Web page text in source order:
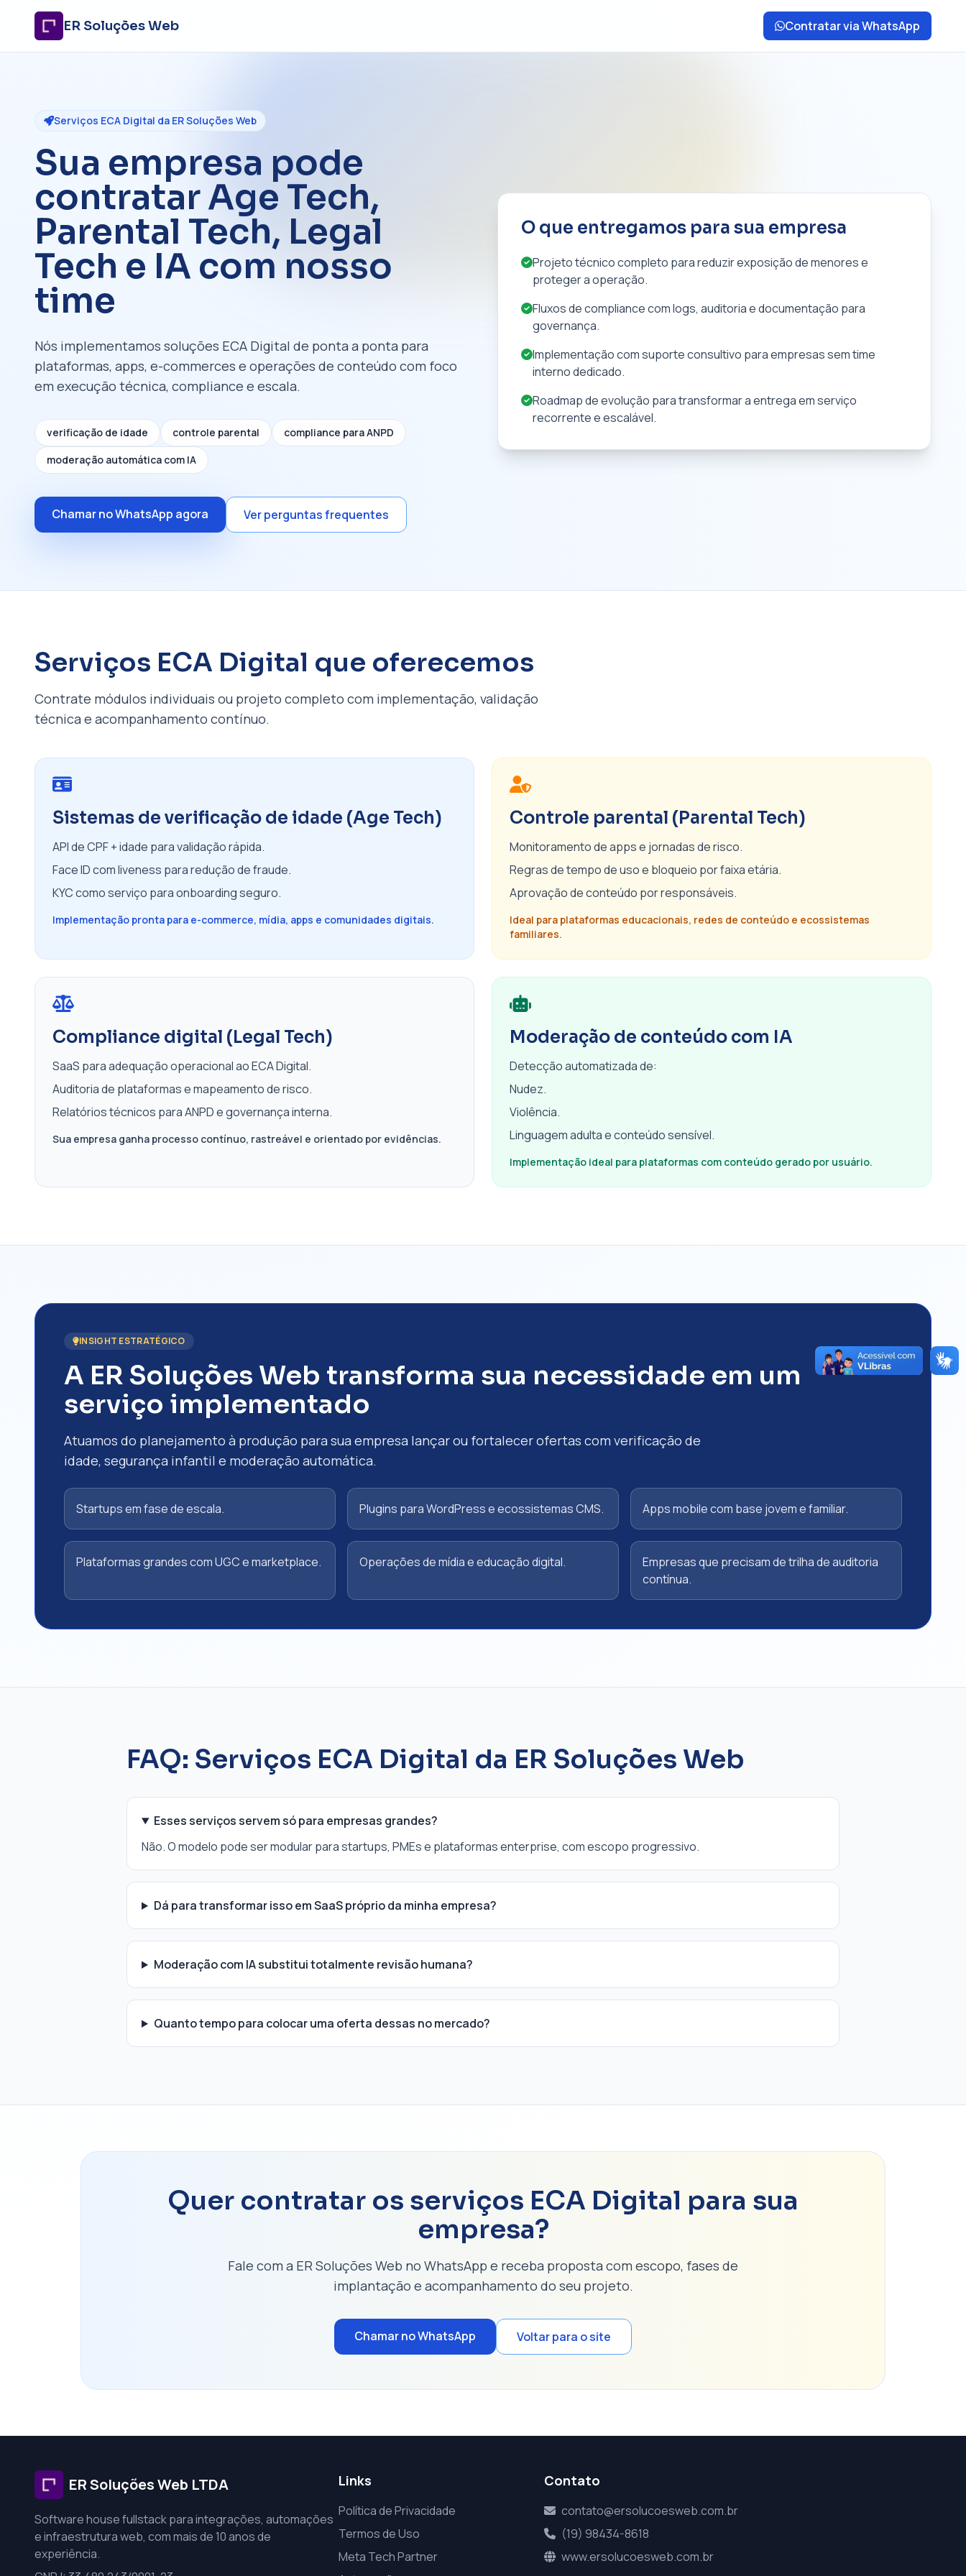
ER Soluções Web Contratar via WhatsApp
Serviços ECA Digital da ER Soluções Web
Sua empresa pode
contratar Age Tech,
Parental Tech, Legal
Tech e IA com nosso
time
Nós implementamos soluções ECA Digital de ponta a ponta para
plataformas, apps, e-commerces e operações de conteúdo com foco
em execução técnica, compliance e escala.
verificação de idade controle parental
compliance para ANPD
moderação automática com IA
Chamar no WhatsApp agora Ver perguntas frequentes
O que entregamos para sua empresa
Projeto técnico completo para reduzir exposição de menores e
proteger a operação.
Fluxos de compliance com logs, auditoria e documentação para
governança.
Implementação com suporte consultivo para empresas sem time
interno dedicado.
Roadmap de evolução para transformar a entrega em serviço
recorrente e escalável.
Serviços ECA Digital que oferecemos
Contrate módulos individuais ou projeto completo com implementação, validação
técnica e acompanhamento contínuo.
Sistemas de verificação de idade (Age Tech)
API de CPF + idade para validação rápida.
Face ID com liveness para redução de fraude.
KYC como serviço para onboarding seguro.
Implementação pronta para e-commerce, mídia, apps e comunidades digitais.
Controle parental (Parental Tech)
Monitoramento de apps e jornadas de risco.
Regras de tempo de uso e bloqueio por faixa etária.
Aprovação de conteúdo por responsáveis.
Ideal para plataformas educacionais, redes de conteúdo e ecossistemas
familiares.
Compliance digital (Legal Tech)
SaaS para adequação operacional ao ECA Digital.
Auditoria de plataformas e mapeamento de risco.
Relatórios técnicos para ANPD e governança interna.
Sua empresa ganha processo contínuo, rastreável e orientado por evidências.
Moderação de conteúdo com IA
Detecção automatizada de:
Nudez.
Violência.
Linguagem adulta e conteúdo sensível.
Implementação ideal para plataformas com conteúdo gerado por usuário.
INSIGHT ESTRATÉGICO
A ER Soluções Web transforma sua necessidade em um
serviço implementado
Atuamos do planejamento à produção para sua empresa lançar ou fortalecer ofertas com verificação de
idade, segurança infantil e moderação automática.
Startups em fase de escala. Plugins para WordPress e ecossistemas CMS. Apps mobile com base jovem e familiar.
Plataformas grandes com UGC e marketplace. Operações de mídia e educação digital.
Empresas que precisam de trilha de auditoria
contínua.
FAQ: Serviços ECA Digital da ER Soluções Web
Esses serviços servem só para empresas grandes?
Não. O modelo pode ser modular para startups, PMEs e plataformas enterprise, com escopo progressivo.
Dá para transformar isso em SaaS próprio da minha empresa?
Moderação com IA substitui totalmente revisão humana?
Quanto tempo para colocar uma oferta dessas no mercado?
Quer contratar os serviços ECA Digital para sua
empresa?
Fale com a ER Soluções Web no WhatsApp e receba proposta com escopo, fases de
implantação e acompanhamento do seu projeto.
Chamar no WhatsApp Voltar para o site
ER Soluções Web LTDA
Software house fullstack para integrações, automações
e infraestrutura web, com mais de 10 anos de
experiência.
Links
Política de Privacidade
Termos de Uso
Meta Tech Partner
Contato
contato@ersolucoesweb.com.br
(19) 98434-8618
www.ersolucoesweb.com.br